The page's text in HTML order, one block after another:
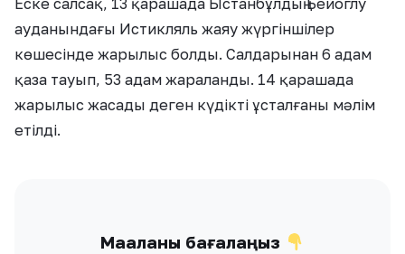
Еске салсақ, 13 қарашада Ыстанбұлдың Бейоглу
ауданындағы Истикляль жаяу жүргіншілер
көшесінде жарылыс болды. Салдарынан 6 адам
қаза тауып, 53 адам жараланды. 14 қарашада
жарылыс жасады деген күдікті ұсталғаны мәлім
етілді.
Мақаланы бағалаңыз